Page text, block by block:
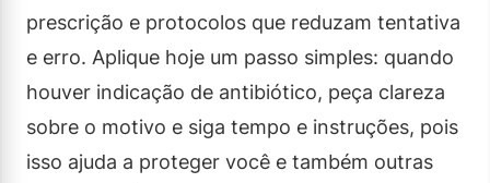
prescrição e protocolos que reduzam tentativa
e erro. Aplique hoje um passo simples: quando
houver indicação de antibiótico, peça clareza
sobre o motivo e siga tempo e instruções, pois
isso ajuda a proteger você e também outras